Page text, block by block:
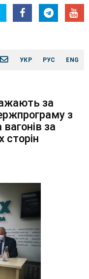
УКР РУС ENG
за
з
за
сторін